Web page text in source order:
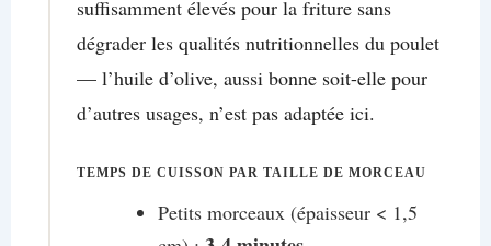
suffisamment élevés pour la friture sans
dégrader les qualités nutritionnelles du poulet
— l’huile d’olive, aussi bonne soit-elle pour
d’autres usages, n’est pas adaptée ici.
TEMPS DE CUISSON PAR TAILLE DE MORCEAU
Petits morceaux (épaisseur < 1,5